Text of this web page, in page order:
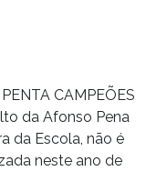
CAMPEÕES
da Afonso Pena
da Escola, não é
neste ano de